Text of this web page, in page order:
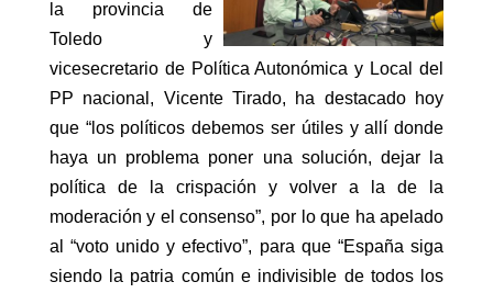
la provincia de
Toledo y
vicesecretario de Política Autonómica y Local del
PP nacional, Vicente Tirado, ha destacado hoy
que “los políticos debemos ser útiles y allí donde
haya un problema poner una solución, dejar la
política de la crispación y volver a la de la
moderación y el consenso”, por lo que ha apelado
al “voto unido y efectivo”, para que “España siga
siendo la patria común e indivisible de todos los